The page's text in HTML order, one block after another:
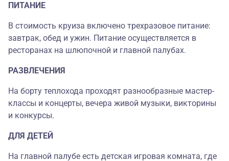
ПИТАНИЕ
В стоимость круиза включено трехразовое питание:
завтрак, обед и ужин. Питание осуществляется в
ресторанах на шлюпочной и главной палубах.
РАЗВЛЕЧЕНИЯ
На борту теплохода проходят разнообразные мастер-
классы и концерты, вечера живой музыки, викторины
и конкурсы.
ДЛЯ ДЕТЕЙ
На главной палубе есть детская игровая комната, где